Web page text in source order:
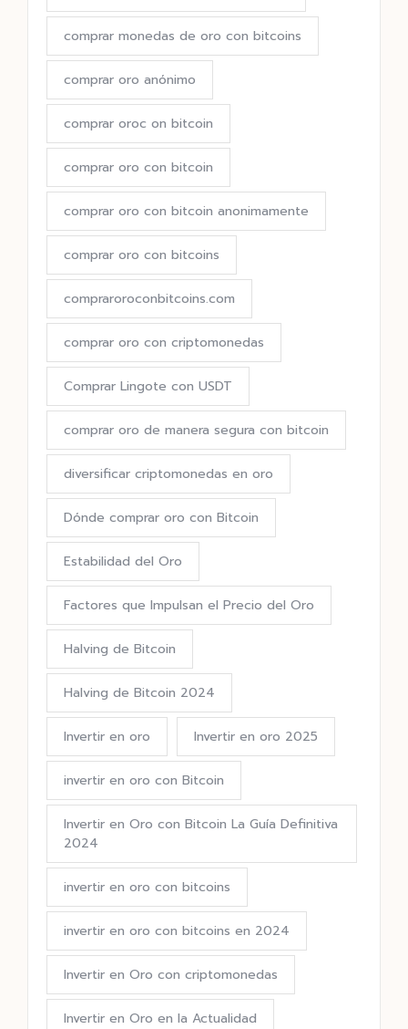
comprar monedas de oro con bitcoins
comprar oro anónimo
comprar oroc on bitcoin
comprar oro con bitcoin
comprar oro con bitcoin anonimamente
comprar oro con bitcoins
compraroroconbitcoins.com
comprar oro con criptomonedas
Comprar Lingote con USDT
comprar oro de manera segura con bitcoin
diversificar criptomonedas en oro
Dónde comprar oro con Bitcoin
Estabilidad del Oro
Factores que Impulsan el Precio del Oro
Halving de Bitcoin
Halving de Bitcoin 2024
Invertir en oro Invertir en oro 2025
invertir en oro con Bitcoin
Invertir en Oro con Bitcoin La Guía Definitiva
2024
invertir en oro con bitcoins
invertir en oro con bitcoins en 2024
Invertir en Oro con criptomonedas
Invertir en Oro en la Actualidad